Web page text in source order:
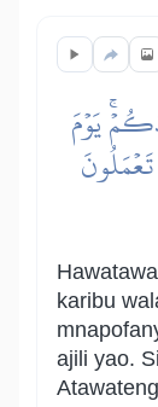
يَوۡمَ
karibu
ajili yao.